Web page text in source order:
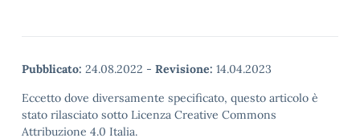
Pubblicato: 24.08.2022 - Revisione: 14.04.2023
Eccetto dove diversamente specificato, questo articolo è
stato rilasciato sotto Licenza Creative Commons
Attribuzione 4.0 Italia.